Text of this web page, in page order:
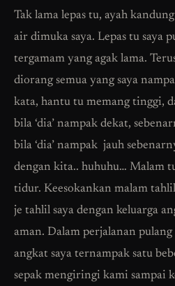
Tak lama lepas tu, ayah
air dimuka saya. Lepas tu saya
tergamam yang agak lama.
diorang semua yang saya
kata, hantu tu memang tinggi,
bila ‘dia’ nampak dekat,
bila ‘dia’ nampak jauh
dengan kita.. huhuhu… Malam
tidur. Keesokankan malam
je tahlil saya dengan keluarga
aman. Dalam perjalanan
angkat saya ternampak satu
sepak mengiringi kami sampai